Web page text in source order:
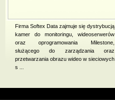
Firma Softex Data zajmuje się dystrybucją
kamer do monitoringu, wideoserwerów
oraz oprogramowania Milestone,
służącego do zarządzania oraz
przetwarzania obrazu wideo w sieciowych
s ...